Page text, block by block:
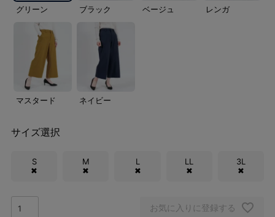
グリーン ブラック ベージュ レンガ
マスタード ネイビー
サイズ選択
S
✖
M
✖
L
✖
LL
✖
3L
✖
お気に入りに登録する